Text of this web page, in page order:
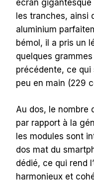
écran
les tranches, ainsi
aluminium
bémol, il a pris un
quelques
précédente, ce
peu en main (229
Au dos, le nombre
par rapport à la
les modules sont
dos mat du
dédié, ce qui rend
harmonieux et